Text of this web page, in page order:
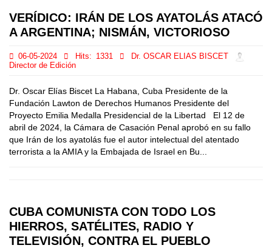
VERÍDICO: IRÁN DE LOS AYATOLÁS ATACÓ
A ARGENTINA; NISMÁN, VICTORIOSO
06-05-2024 Hits: 1331
Dr. OSCAR ELIAS BISCET
Director de Edición
Dr. Oscar Elías Biscet La Habana, Cuba Presidente de la
Fundación Lawton de Derechos Humanos Presidente del
Proyecto Emilia Medalla Presidencial de la Libertad El 12 de
abril de 2024, la Cámara de Casación Penal aprobó en su fallo
que Irán de los ayatolás fue el autor intelectual del atentado
terrorista a la AMIA y la Embajada de Israel en Bu...
CUBA COMUNISTA CON TODO LOS
HIERROS, SATÉLITES, RADIO Y
TELEVISIÓN, CONTRA EL PUEBLO